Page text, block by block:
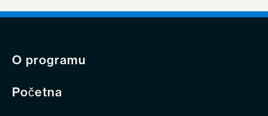
O programu
Početna